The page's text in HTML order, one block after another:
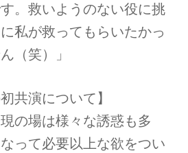
。救いようのない役に挑
私が救ってもらいたかっ
（笑）」
共演について】
の場は様々な誘惑も多
って必要以上な欲をつい